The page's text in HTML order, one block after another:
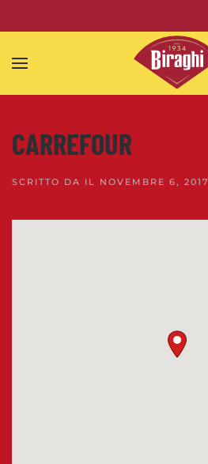
Skip to main content
CARREFOUR
SCRITTO DA IL NOVEMBRE 6, 2017